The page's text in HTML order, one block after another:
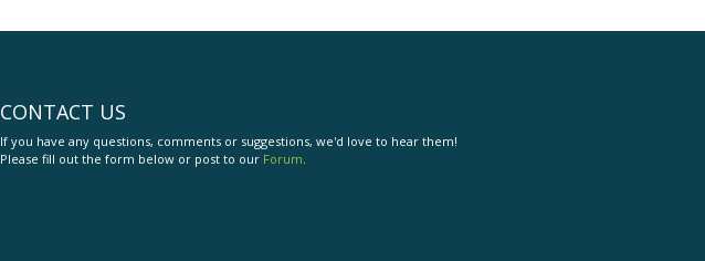
CONTACT US
If you have any questions, comments or suggestions, we'd love to hear them!
Please fill out the form below or post to our Forum.